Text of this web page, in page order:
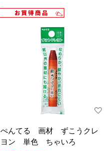
ぺんてる 画材 ずこうクレ
ヨン 単色 ちゃいろ